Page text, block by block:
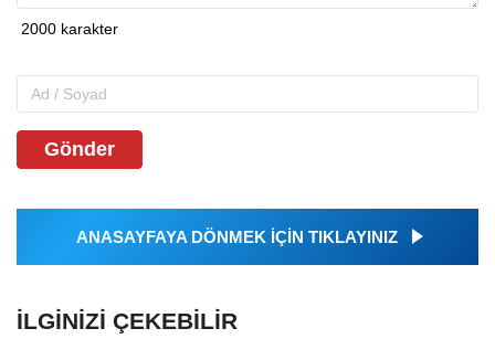
Gönder
ANASAYFAYA DÖNMEK İÇİN TIKLAYINIZ
İLGINIZI ÇEKEBILIR